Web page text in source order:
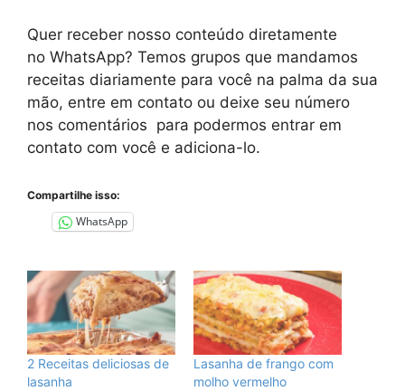
Quer receber nosso conteúdo diretamente
no WhatsApp? Temos grupos que mandamos
receitas diariamente para você na palma da sua
mão, entre em contato ou deixe seu número
nos comentários para podermos entrar em
contato com você e adiciona-lo.
Compartilhe isso:
WhatsApp
2 Receitas deliciosas de
lasanha
Lasanha de frango com
molho vermelho